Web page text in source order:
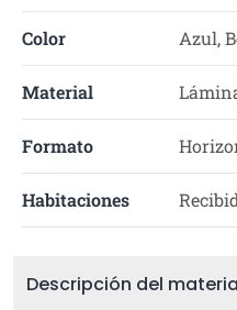
Color Azul,
Material
Formato
Habitaciones
Descripción del